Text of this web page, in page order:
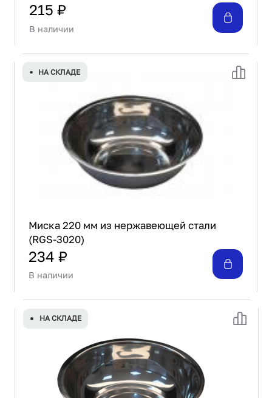
215 ₽
В наличии
Миска 220 мм из нержавеющей стали
(RGS-3020)
234 ₽
В наличии
НА СКЛАДЕ
НА СКЛАДЕ